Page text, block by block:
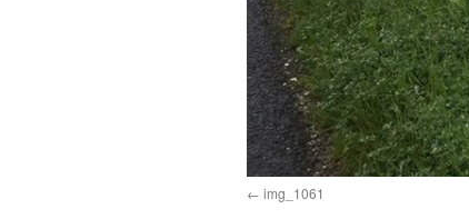
img_1061